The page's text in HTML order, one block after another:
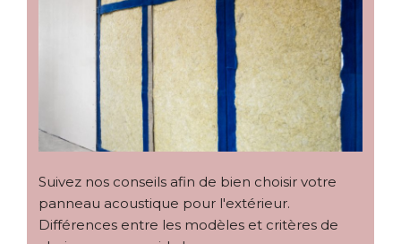
Suivez nos conseils afin de bien choisir votre
panneau acoustique pour l'extérieur.
Différences entre les modèles et critères de